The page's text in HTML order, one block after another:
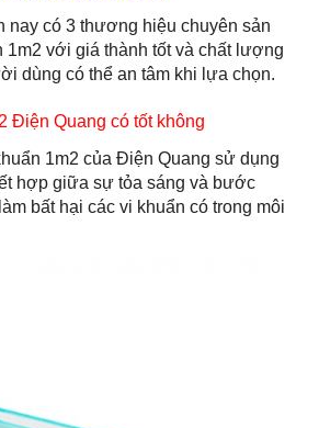
nay có 3 thương hiệu chuyên sản
1m2 với giá thành tốt và chất lượng
dùng có thể an tâm khi lựa chọn.
Điện Quang có tốt không
1m2 của Điện Quang sử dụng
hợp giữa sự tỏa sáng và bước
bất hại các vi khuẩn có trong môi